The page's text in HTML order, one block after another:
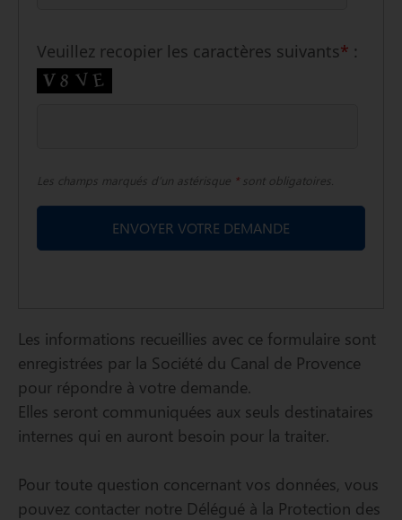
Veuillez recopier les caractères suivants* :
Les champs marqués d’un astérisque *sont obligatoires.
Les informations recueillies avec ce formulaire sont
enregistrées par la Société du Canal de Provence
pour répondre à votre demande.
Elles seront communiquées aux seuls destinataires
internes qui en auront besoin pour la traiter.
Pour toute question concernant vos données, vous
pouvez contacter notre Délégué à la Protection des